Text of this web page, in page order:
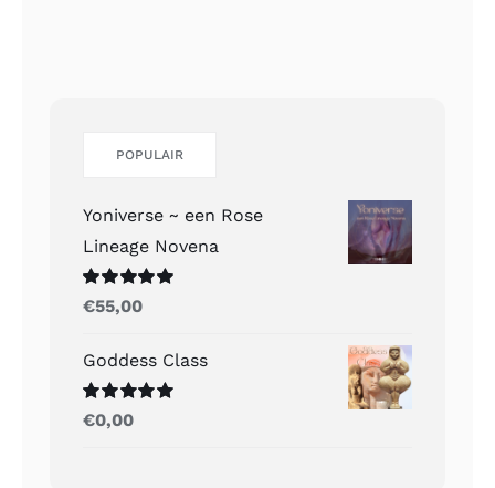
POPULAIR
Yoniverse ~ een Rose
Lineage Novena
Gewaardeerd
uit 5
€55,00
Goddess Class
Gewaardeerd
5.00
€0,00